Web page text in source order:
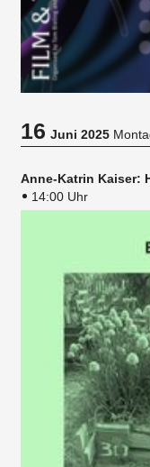
16Juni 2025
Anne-Katrin Kaiser:
14:00 Uhr